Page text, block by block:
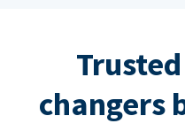
changers